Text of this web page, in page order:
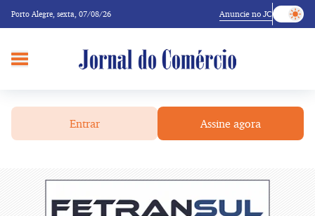
Porto Alegre, sexta, 07/08/26 Anuncie no JC
Entrar Assine agora